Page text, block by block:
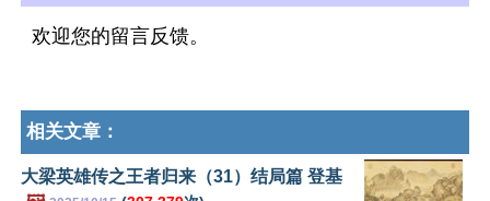
欢迎您的留言反馈。
相关文章：
大梁英雄传之王者归来（31）结局篇 登基